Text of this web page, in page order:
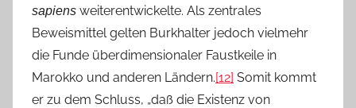
sapiens weiterentwickelte. Als zentrales
Beweismittel gelten Burkhalter jedoch vielmehr
die Funde überdimensionaler Faustkeile in
Marokko und anderen Ländern.[12] Somit kommt
er zu dem Schluss, „daß die Existenz von